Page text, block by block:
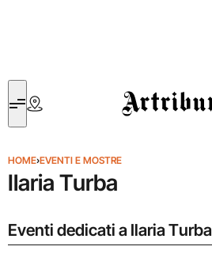
Artribune
HOME›EVENTI E MOSTRE
Ilaria Turba
Eventi dedicati a Ilaria Turba